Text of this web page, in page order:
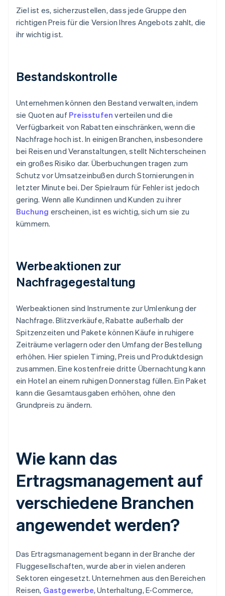
Ziel ist es, sicherzustellen, dass jede Gruppe den
richtigen Preis für die Version Ihres Angebots zahlt, die
ihr wichtig ist.
Bestandskontrolle
Unternehmen können den Bestand verwalten, indem
sie Quoten auf Preisstufen verteilen und die
Verfügbarkeit von Rabatten einschränken, wenn die
Nachfrage hoch ist. In einigen Branchen, insbesondere
bei Reisen und Veranstaltungen, stellt Nichterscheinen
ein großes Risiko dar. Überbuchungen tragen zum
Schutz vor Umsatzeinbußen durch Stornierungen in
letzter Minute bei. Der Spielraum für Fehler ist jedoch
gering. Wenn alle Kundinnen und Kunden zu ihrer
Buchung erscheinen, ist es wichtig, sich um sie zu
kümmern.
Werbeaktionen zur
Nachfragegestaltung
Werbeaktionen sind Instrumente zur Umlenkung der
Nachfrage. Blitzverkäufe, Rabatte außerhalb der
Spitzenzeiten und Pakete können Käufe in ruhigere
Zeiträume verlagern oder den Umfang der Bestellung
erhöhen. Hier spielen Timing, Preis und Produktdesign
zusammen. Eine kostenfreie dritte Übernachtung kann
ein Hotel an einem ruhigen Donnerstag füllen. Ein Paket
kann die Gesamtausgaben erhöhen, ohne den
Grundpreis zu ändern.
Wie kann das
Ertragsmanagement auf
verschiedene Branchen
angewendet werden?
Das Ertragsmanagement begann in der Branche der
Fluggesellschaften, wurde aber in vielen anderen
Sektoren eingesetzt. Unternehmen aus den Bereichen
Reisen, Gastgewerbe, Unterhaltung, E-Commerce,